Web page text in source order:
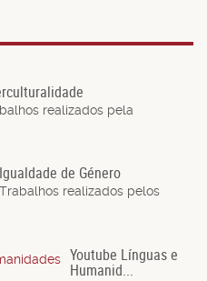
realizados pela
Igualdade de Género
Trabalhos realizados pelos
Youtube Línguas e
Humanid...